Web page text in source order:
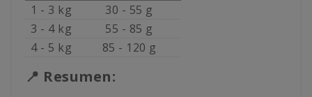
1 - 3 kg
30 - 55 g
3 - 4 kg
55 - 85 g
4 - 5 kg
85 - 120 g
📍 Resumen: